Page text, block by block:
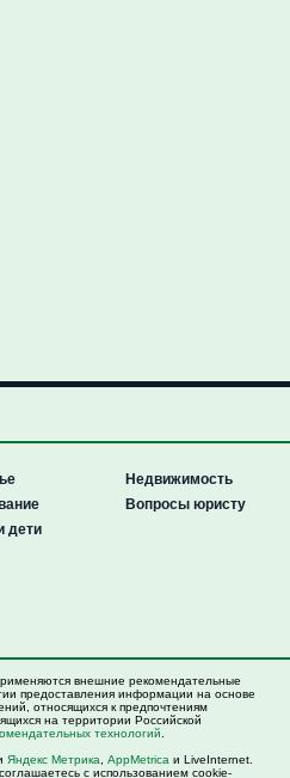
дети
Недвижимость
Вопросы юристу
внешние рекомендательные
предоставления информации на основе
относящихся к предпочтениям
на территории Российской
технологий
Яндекс Метрика AppMetrica и LiveInternet.
с использованием cookie-